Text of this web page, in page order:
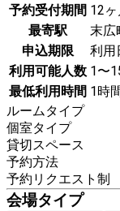
予約受付期間 12
最寄駅
末広
申込期限
利用
利用可能人数 1〜
最低利用時間 1時
ルームタイプ
個室タイプ
貸切スペース
予約方法
予約リクエスト制
会場タイプ